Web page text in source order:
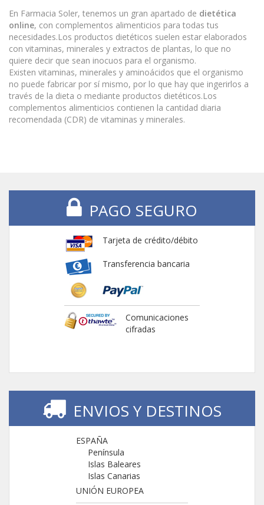
En Farmacia Soler, tenemos un gran apartado de dietética
online, con complementos alimenticios para todas tus
necesidades.Los productos dietéticos suelen estar elaborados
con vitaminas, minerales y extractos de plantas, lo que no
quiere decir que sean inocuos para el organismo.
Existen vitaminas, minerales y aminoácidos que el organismo
no puede fabricar por sí mismo, por lo que hay que ingerirlos a
través de la dieta o mediante productos dietéticos.Los
complementos alimenticios contienen la cantidad diaria
recomendada (CDR) de vitaminas y minerales.
PAGO SEGURO
Tarjeta de crédito/débito
Transferencia bancaria
Comunicaciones
cifradas
ENVIOS Y DESTINOS
ESPAÑA
Península
Islas Baleares
Islas Canarias
UNIÓN EUROPEA